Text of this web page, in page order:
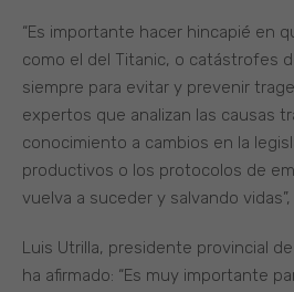
“Es importante hacer hincapié en
como el del Titanic, o catástrofes
siempre para evitar y prevenir
expertos que analizan las causas
conocimiento a cambios en la
productivos o los protocolos de
vuelva a suceder y salvando
Luis Utrilla, presidente provincial de
ha afirmado: “Es muy importante